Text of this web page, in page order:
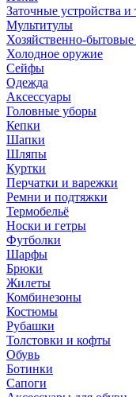
Заточные устройства
Мультитулы
Хозяйственно-
Холодное оружие
Сейфы
Одежда
Аксессуары
Головные уборы
Кепки
Шапки
Шляпы
Куртки
Перчатки и варежки
Ремни и подтяжки
Термобельё
Носки и гетры
Футболки
Шарфы
Брюки
Жилеты
Комбинезоны
Костюмы
Рубашки
Толстовки и кофты
Обувь
Ботинки
Сапоги